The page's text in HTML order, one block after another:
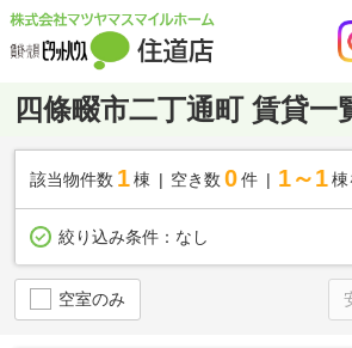
四條畷市二丁通町 賃貸一
該当物件数 1棟 空き数 0 件 1～1 棟
絞り込み条件： なし
空室のみ